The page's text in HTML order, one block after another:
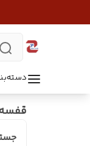
قفسه